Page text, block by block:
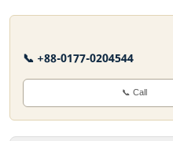
📞 +88-0177-0204544
📞 Call